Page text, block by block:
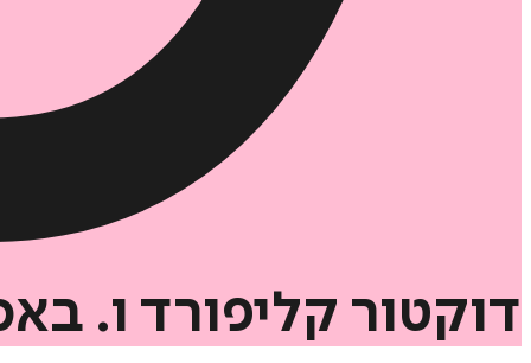
דוקטור קליפורד ו.